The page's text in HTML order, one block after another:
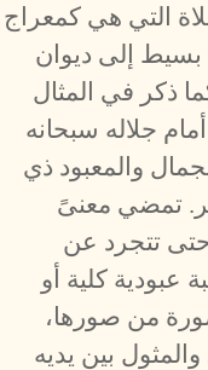
التي هي كمعراج
إلى ديوان
ذكر في المثال
جلاله سبحانه
والمعبود ذي
تمضي معنىً
حتى تتجرد عن
عبودية كلية أو
من صورها،
بين يديه